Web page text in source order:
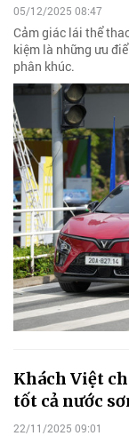
05/12/2025 08:47
Cảm giác lái thể
kiệm là những ưu
phân khúc.
Khách Việt
tốt cả nước
22/11/2025 09:01